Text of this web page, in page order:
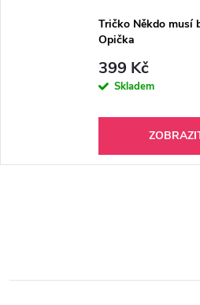
Tričko Někdo musí
Opička
399 Kč
Skladem